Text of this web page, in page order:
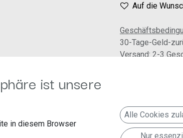
Auf die
30-Tage-Geld-
Versand: 2-3
ist unsere
in diesem Browser
Alle Cookies
Nur